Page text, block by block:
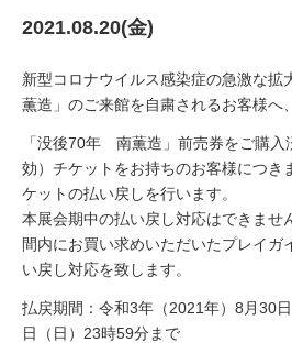
2021.08.20(金)
新型コロナウイルス感染症の急激な
薫造」のご来館を自粛されるお客様へ
「没後70年 南薫造」前売券をご購入
効）チケットをお持ちのお客様につき
ケットの払い戻しを行います。
本展会期中の払い戻し対応はできませ
間内にお買い求めいただいたプレイガ
い戻し対応を致します。
払戻期間：令和3年（2021年）8月30
日（日）23時59分まで